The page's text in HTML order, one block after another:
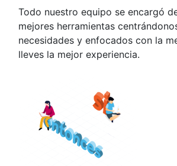
Todo nuestro equipo se encargó
mejores herramientas
necesidades y enfocados con la
lleves la mejor experiencia.